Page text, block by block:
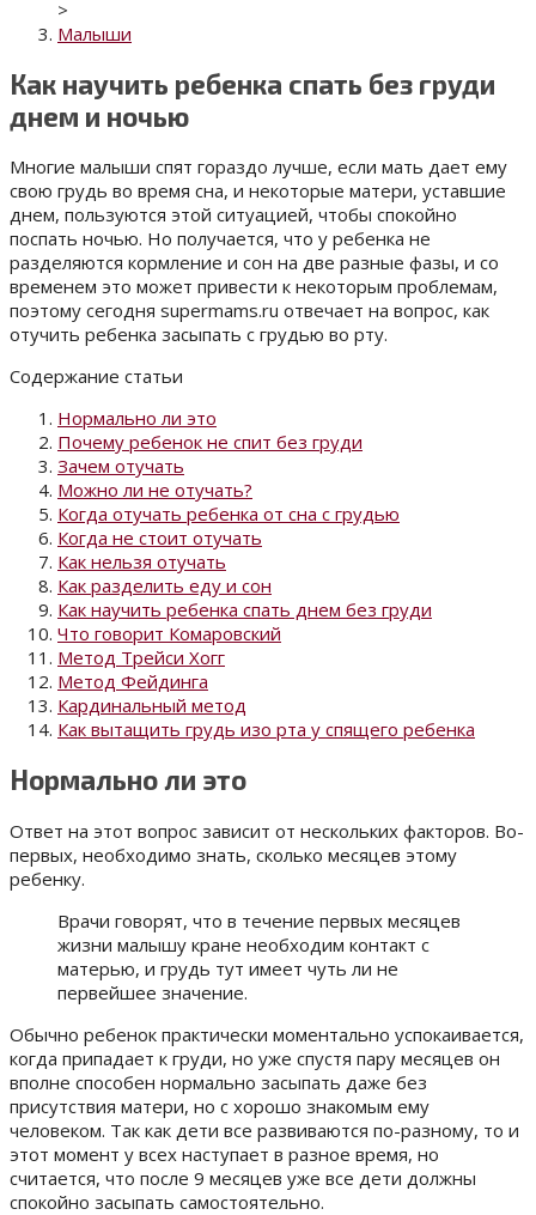
>
Малыши
Как научить ребенка спать без груди
днем и ночью
Многие малыши спят гораздо лучше, если мать дает ему
свою грудь во время сна, и некоторые матери, уставшие
днем, пользуются этой ситуацией, чтобы спокойно
поспать ночью. Но получается, что у ребенка не
разделяются кормление и сон на две разные фазы, и со
временем это может привести к некоторым проблемам,
поэтому сегодня supermams.ru отвечает на вопрос, как
отучить ребенка засыпать с грудью во рту.
Содержание статьи
Нормально ли это
Почему ребенок не спит без груди
Зачем отучать
Можно ли не отучать?
Когда отучать ребенка от сна с грудью
Когда не стоит отучать
Как нельзя отучать
Как разделить еду и сон
Как научить ребенка спать днем без груди
Что говорит Комаровский
Метод Трейси Хогг
Метод Фейдинга
Кардинальный метод
Как вытащить грудь изо рта у спящего ребенка
Нормально ли это
Ответ на этот вопрос зависит от нескольких факторов. Во-
первых, необходимо знать, сколько месяцев этому
ребенку.
Врачи говорят, что в течение первых месяцев
жизни малышу кране необходим контакт с
матерью, и грудь тут имеет чуть ли не
первейшее значение.
Обычно ребенок практически моментально успокаивается,
когда припадает к груди, но уже спустя пару месяцев он
вполне способен нормально засыпать даже без
присутствия матери, но с хорошо знакомым ему
человеком. Так как дети все развиваются по-разному, то и
этот момент у всех наступает в разное время, но
считается, что после 9 месяцев уже все дети должны
спокойно засыпать самостоятельно.